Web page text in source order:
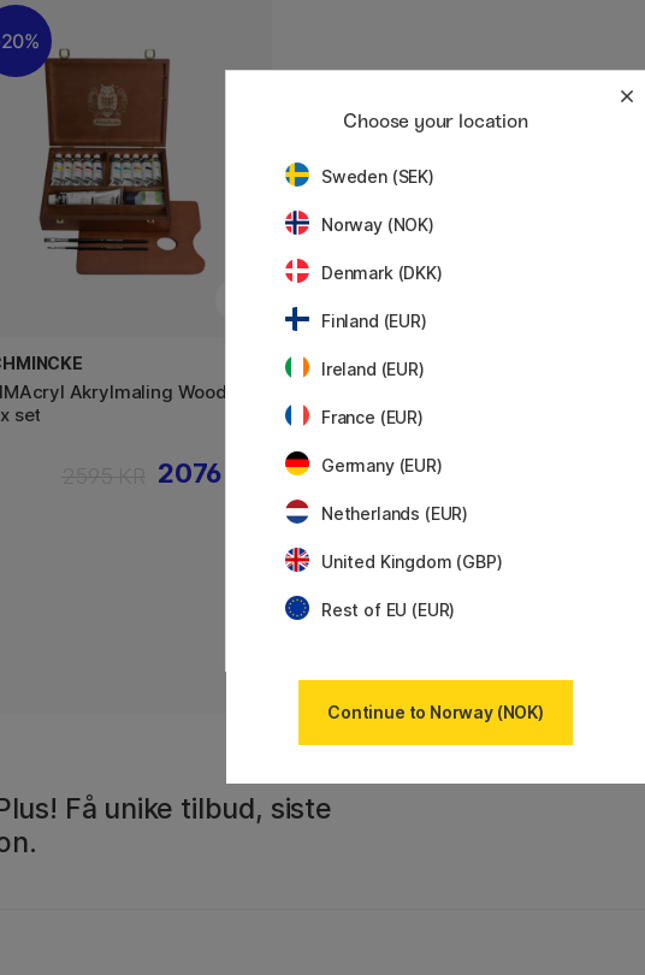
20%
Akrylmaling Wooden
set
2076 KR
Viser 60 av 127
Få unike tilbud, siste
Choose your location
Sweden (SEK)
Norway (NOK)
Denmark (DKK)
Finland (EUR)
Ireland (EUR)
France (EUR)
Germany (EUR)
Netherlands (EUR)
United Kingdom (GBP)
Rest of EU (EUR)
Continue to Norway (NOK)